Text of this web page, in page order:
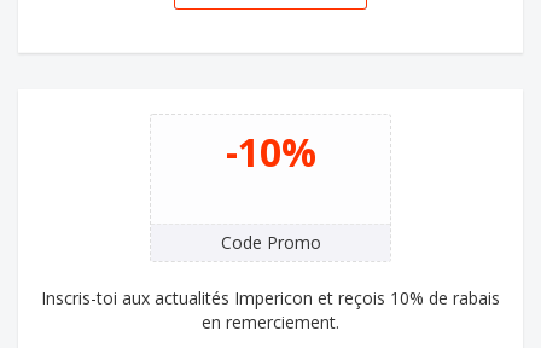
-10%
Code Promo
Inscris-toi aux actualités Impericon et reçois 10% de rabais
en remerciement.